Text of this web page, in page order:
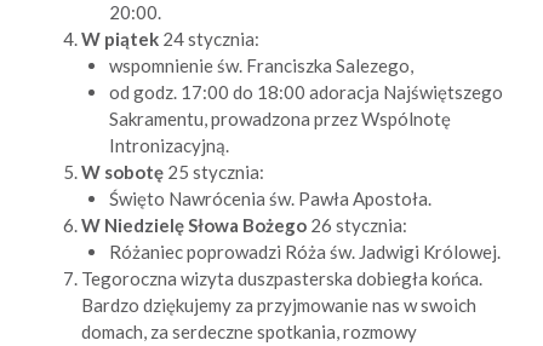
20:00.
W piątek 24 stycznia:
wspomnienie św. Franciszka Salezego,
od godz. 17:00 do 18:00 adoracja Najświętszego
Sakramentu, prowadzona przez Wspólnotę
Intronizacyjną.
W sobotę 25 stycznia:
Święto Nawrócenia św. Pawła Apostoła.
W NiedzielęSłowa Bożego 26 stycznia:
Różaniec poprowadzi Róża św. Jadwigi Królowej.
Tegoroczna wizyta duszpasterska dobiegła końca.
Bardzo dziękujemy za przyjmowanie nas w swoich
domach, za serdeczne spotkania, rozmowy